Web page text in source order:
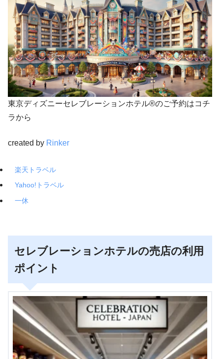
東京ディズニーセレブレーションホテル®のご予約はコチ
ラから
created by Rinker
楽天トラベル
Yahoo!トラベル
一休
セレブレーションホテルの売店の利用
ポイント